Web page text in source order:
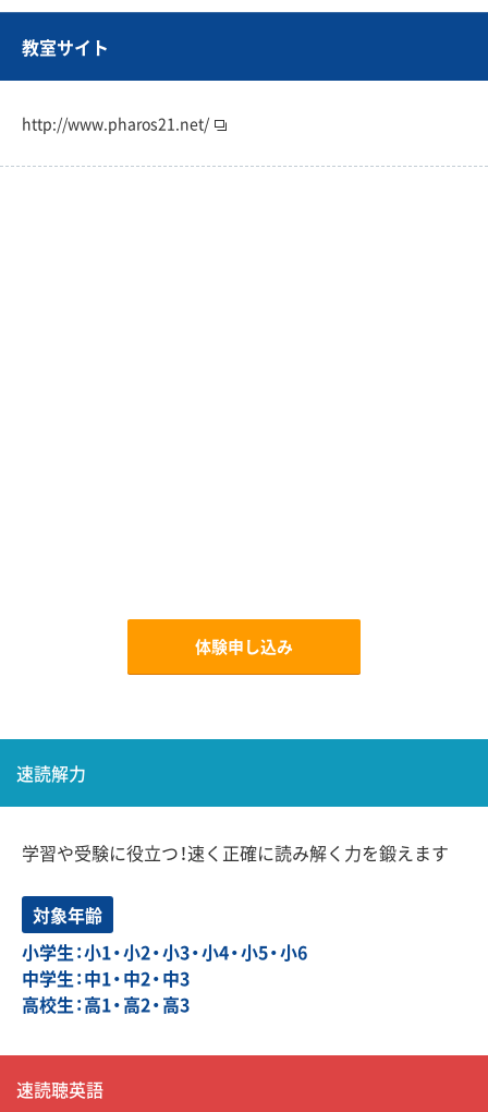
教室サイト
http://www.pharos21.net/
体験申し込み
速読解力
学習や受験に役立つ！速く正確に読み解く力を鍛えます
対象年齢
小学生：小1・小2・小3・小4・小5・小6
中学生：中1・中2・中3
高校生：高1・高2・高3
速読聴英語